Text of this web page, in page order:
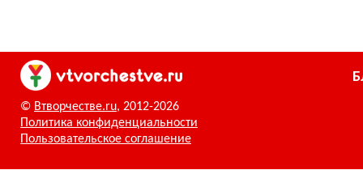
© Втворчестве.ru, 2012-2026
Политика конфиденциальности
Пользовательское соглашение